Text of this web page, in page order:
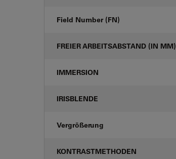
Field Number (FN)
FREIER ARBEITSABSTAND (IN MM)
IMMERSION
IRISBLENDE
Vergrößerung
KONTRASTMETHODEN